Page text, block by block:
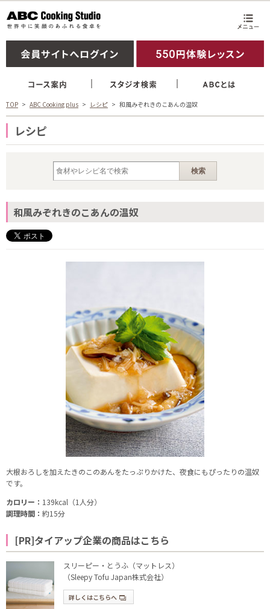
TOP ABC Cooking plus レシピ 和風みぞれきのこあんの温奴
レシピ
和風みぞれきのこあんの温奴
大根おろしを加えたきのこのあんをたっぷりかけた、夜食にもぴったりの温奴
です。
カロリー： 139kcal（1人分）
調理時間： 約15分
[PR]タイアップ企業の商品はこちら
スリーピー・とうふ（マットレス）
（Sleepy Tofu Japan株式会社）
詳しくはこちらへ